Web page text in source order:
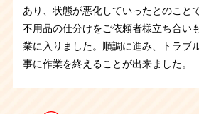
あり、状態が悪化していったとのこと
不用品の仕分けをご依頼者様立ち合い
業に入りました。順調に進み、トラブ
事に作業を終えることが出来ました。
要品と不用品の仕分けを行いながら作
んどん回収していきます。終了後には
と部屋が綺麗になり喜んで頂くことが
態です。夜勤勤務が多くなかなか日中
つの間にか溜め込んでしまったとのこ
もと一緒に片付け作業を行いました。
付けをしているお客様を見てスタッフ
した。しかし、お部屋はゴミ屋敷状態
高さまでゴミで埋め尽くされていまし
うごめいている中での作業でしたが、
で作業は完了致しました。
のご依頼です。コンビニ弁当の容器が
すが量が多くスタッフ5名で５時間の
様に寄り添って作業させていただきま
えないほどのごみの量でした。ご依頼
分け作業から行い、特に危険物のスプ
がゴミと混在しないよう分別し、4時
ができました。 清掃後は綺麗な状態に
れていました。
くされ足の踏み場もなくゴミ屋敷に近
た。 スタッフ7名でお伺いし7時間程
た。
した。「もう２度とゴミは溜めない」
た。
火事にならなくて本当によかったと思
品は特に慎重に仕分け、大変な作業で
ことができました。